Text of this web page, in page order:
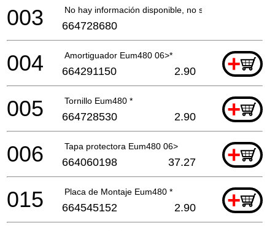
No hay información disponible, no se puede pedir
003 664728680
Amortiguador Eum480 06>* +
004 664291150 2.90
Tornillo Eum480 * +
005 664728530 2.90
Tapa protectora Eum480 06> +
006 664060198 37.27
Placa de Montaje Eum480 * +
015 664545152 2.90